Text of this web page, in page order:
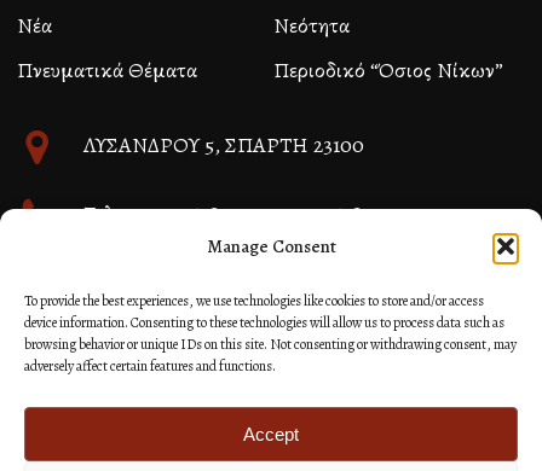
Manage Consent
To provide the best experiences, we use technologies like cookies to store and/or access
device information. Consenting to these technologies will allow us to process data such as
browsing behavior or unique IDs on this site. Not consenting or withdrawing consent, may
adversely affect certain features and functions.
Accept
Νέα
Νεότητα
Πνευματικά Θέματα
Περιοδικό “Όσιος Νίκων”
ΛΥΣΑΝΔΡΟΥ 5, ΣΠΑΡΤΗ 23100
Τηλ. 27310 26580 και 27310 26581